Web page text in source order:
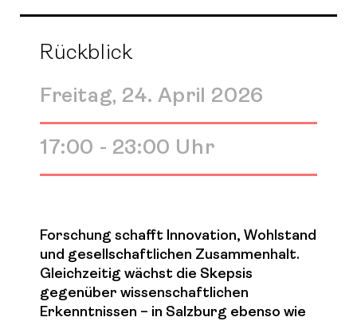
Rückblick
Freitag, 24. April 2026
17:00 - 23:00 Uhr
Forschung schafft Innovation, Wohlstand
und gesellschaftlichen Zusammenhalt.
Gleichzeitig wächst die Skepsis
gegenüber wissenschaftlichen
Erkenntnissen – in Salzburg ebenso wie